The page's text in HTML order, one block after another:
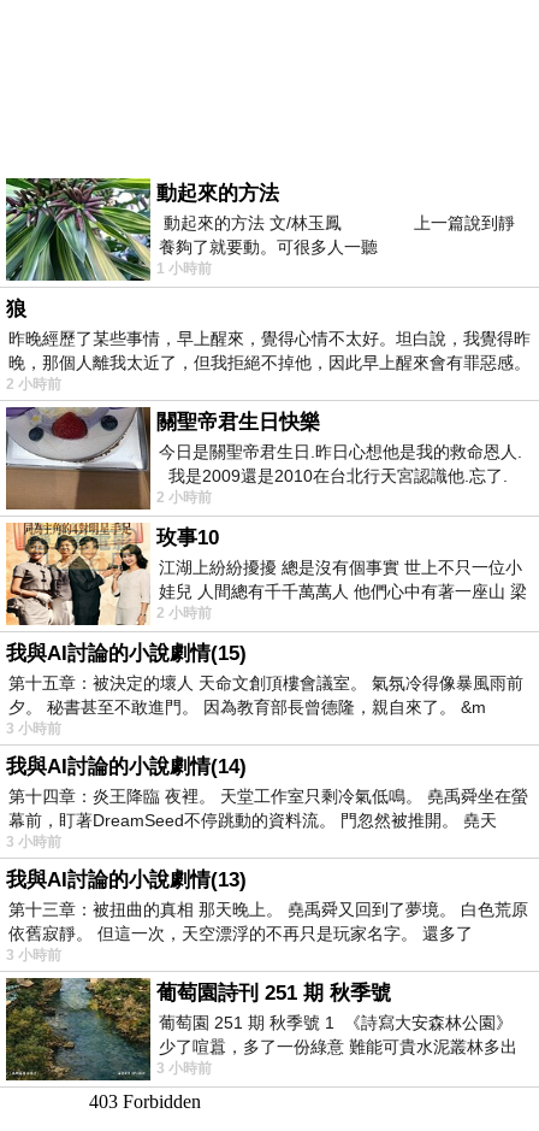
動起來的方法
動起來的方法 文/林玉鳳 上一篇說到靜
養夠了就要動。可很多人一聽
1 小時前
狼
昨晚經歷了某些事情，早上醒來，覺得心情不太好。坦白說，我覺得昨
晚，那個人離我太近了，但我拒絕不掉他，因此早上醒來會有罪惡感。
2 小時前
關聖帝君生日快樂
今日是關聖帝君生日.昨日心想他是我的救命恩人.
我是2009還是2010在台北行天宮認識他.忘了.
一個奇摩交友的網友學
2 小時前
玫事10
江湖上紛紛擾擾 總是沒有個事實 世上不只一位小
娃兒 人間總有千千萬萬人 他們心中有著一座山 梁
山佛山泰華衡恆嵩 一山之高
2 小時前
我與AI討論的小說劇情(15)
第十五章：被決定的壞人 天命文創頂樓會議室。 氣氛冷得像暴風雨前
夕。 秘書甚至不敢進門。 因為教育部長曾德隆，親自來了。 &m
3 小時前
我與AI討論的小說劇情(14)
第十四章：炎王降臨 夜裡。 天堂工作室只剩冷氣低鳴。 堯禹舜坐在螢
幕前，盯著DreamSeed不停跳動的資料流。 門忽然被推開。 堯天
3 小時前
我與AI討論的小說劇情(13)
第十三章：被扭曲的真相 那天晚上。 堯禹舜又回到了夢境。 白色荒原
依舊寂靜。 但這一次，天空漂浮的不再只是玩家名字。 還多了
3 小時前
葡萄園詩刊 251 期 秋季號
葡萄園 251 期 秋季號 1 《詩寫大安森林公園》
少了喧囂，多了一份綠意 難能可貴水泥叢林多出
一
3 小時前